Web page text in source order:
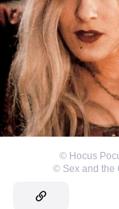
© Hocus
© Sex and the